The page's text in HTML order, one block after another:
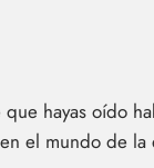
hayas oído
el mundo de